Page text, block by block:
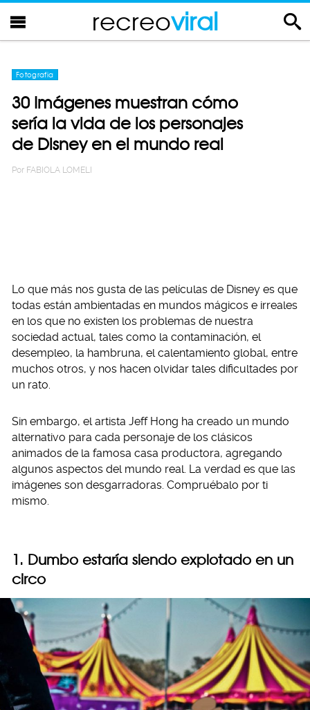
recreoviral
Fotografia
30 Imágenes muestran cómo
sería la vida de los personajes
de Disney en el mundo real
Por FABIOLA LOMELI
Lo que más nos gusta de las películas de Disney es que
todas están ambientadas en mundos mágicos e irreales
en los que no existen los problemas de nuestra
sociedad actual, tales como la contaminación, el
desempleo, la hambruna, el calentamiento global, entre
muchos otros, y nos hacen olvidar tales dificultades por
un rato.
Sin embargo, el artista Jeff Hong ha creado un mundo
alternativo para cada personaje de los clásicos
animados de la famosa casa productora, agregando
algunos aspectos del mundo real. La verdad es que las
imágenes son desgarradoras. Compruébalo por ti
mismo.
1. Dumbo estaría siendo explotado en un
circo